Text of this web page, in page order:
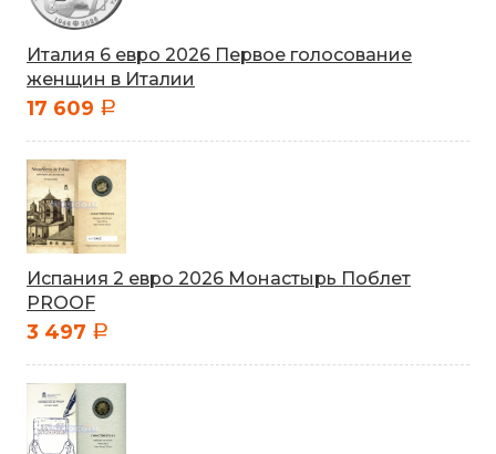
Италия 6 евро 2026 Первое голосование
женщин в Италии
17 609 a
Испания 2 евро 2026 Монастырь Поблет
PROOF
3 497 a